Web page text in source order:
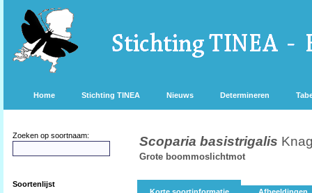
Home Stichting TINEA Nieuws Determineren
Zoeken op soortnaam:
Soortenlijst
Scoparia basistrigalis
Grote boommoslichtmot